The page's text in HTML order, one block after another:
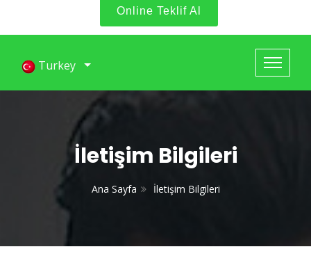
Online Teklif Al
Turkey
İletişim Bilgileri
Ana Sayfa İletişim Bilgileri